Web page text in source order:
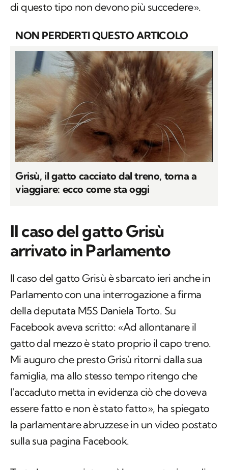
di questo tipo non devono più succedere».
NON PERDERTI QUESTO ARTICOLO
Grisù, il gatto cacciato dal treno, torna a
viaggiare: ecco come sta oggi
Il caso del gatto Grisù
arrivato in Parlamento
Il caso del gatto Grisù è sbarcato ieri anche in
Parlamento con una interrogazione a firma
della deputata M5S Daniela Torto. Su
Facebook aveva scritto: «Ad allontanare il
gatto dal mezzo è stato proprio il capo treno.
Mi auguro che presto Grisù ritorni dalla sua
famiglia, ma allo stesso tempo ritengo che
l'accaduto metta in evidenza ciò che doveva
essere fatto e non è stato fatto», ha spiegato
la parlamentare abruzzese in un video postato
sulla sua pagina Facebook.